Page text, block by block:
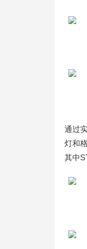
通过
灯和
其中